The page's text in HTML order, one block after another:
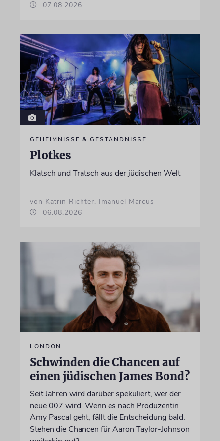
07.08.2026
GEHEIMNISSE & GESTÄNDNISSE
Plotkes
Klatsch und Tratsch aus der jüdischen Welt
von Katrin Richter, Imanuel Marcus
06.08.2026
LONDON
Schwinden die Chancen auf
einen jüdischen James Bond?
Seit Jahren wird darüber spekuliert, wer der
neue 007 wird. Wenn es nach Produzentin
Amy Pascal geht, fällt die Entscheidung bald.
Stehen die Chancen für Aaron Taylor-Johnson